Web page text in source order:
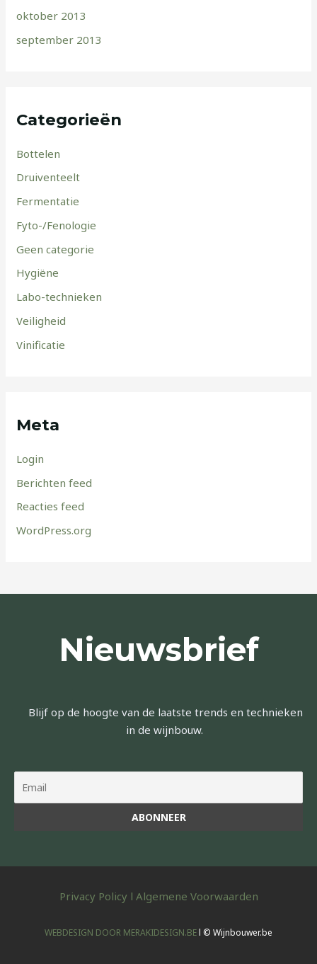
oktober 2013
september 2013
Categorieën
Bottelen
Druiventeelt
Fermentatie
Fyto-/Fenologie
Geen categorie
Hygiëne
Labo-technieken
Veiligheid
Vinificatie
Meta
Login
Berichten feed
Reacties feed
WordPress.org
Nieuwsbrief
Blijf op de hoogte van de laatste trends en technieken
in de wijnbouw.
Privacy Policyl Algemene Voorwaarden
WEBDESIGN DOOR MERAKIDESIGN.BEl © Wijnbouwer.be